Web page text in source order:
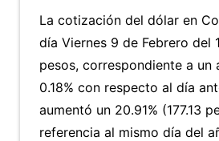
La cotización del dólar en
día Viernes 9 de Febrero del
pesos, correspondiente a un
0.18% con respecto al día
aumentó un 20.91% (177.13
referencia al mismo día del